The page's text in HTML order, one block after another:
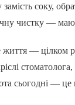
соку,
чистку —
життя — цілком
сьогодні — це